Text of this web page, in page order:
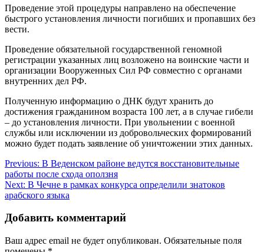
Проведение этой процедуры направлено на обеспечение
быстрого установления личности погибших и пропавших без
вести.
Проведение обязательной государственной геномной
регистрации указанных лиц возложено на воинские части и
организации Вооруженных Сил РФ совместно с органами
внутренних дел РФ.
Полученную информацию о ДНК будут хранить до
достижения гражданином возраста 100 лет, а в случае гибели
– до установления личности. При увольнении с военной
службы или исключении из добровольческих формирований
можно будет подать заявление об уничтожении этих данных.
Навигация
по
записям
Previous: В Веденском районе ведутся восстановительные
работы после схода оползня
Next: В Чечне в рамках конкурса определили знатоков
арабского языка
Добавить комментарий
Ваш адрес email не будет опубликован. Обязательные поля